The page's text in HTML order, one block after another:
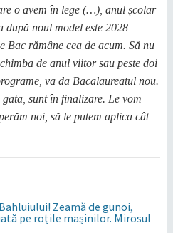
o avem în lege (…), anul școlar
după noul model este 2028 –
Bac rămâne cea de acum. Să nu
de anul viitor sau peste doi
va da Bacalaureatul nou.
sunt în finalizare. Le vom
noi, să le putem aplica cât
Zeamă de gunoi,
pe roțile mașinilor. Mirosul